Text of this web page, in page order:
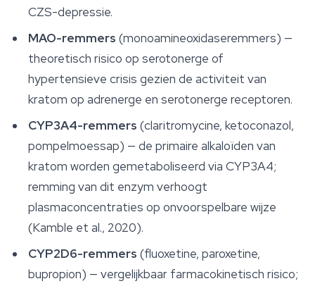
CZS-depressie.
MAO-remmers (monoamineoxidaseremmers) —
theoretisch risico op serotonerge of
hypertensieve crisis gezien de activiteit van
kratom op adrenerge en serotonerge receptoren.
CYP3A4-remmers (claritromycine, ketoconazol,
pompelmoessap) — de primaire alkaloïden van
kratom worden gemetaboliseerd via CYP3A4;
remming van dit enzym verhoogt
plasmaconcentraties op onvoorspelbare wijze
(Kamble et al., 2020).
CYP2D6-remmers (fluoxetine, paroxetine,
bupropion) — vergelijkbaar farmacokinetisch risico;